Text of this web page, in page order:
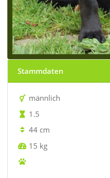
Stammdaten
männlich
1.5
44 cm
15 kg